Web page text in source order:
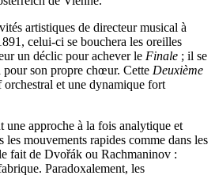
artistiques de directeur musical à
celui-ci se bouchera les oreilles
un déclic pour achever le Finale ; il se
son propre chœur. Cette Deuxième
orchestral et une dynamique fort
une approche à la fois analytique et
mouvements rapides comme dans les
fait de Dvořák ou Rachmaninov :
Paradoxalement, les